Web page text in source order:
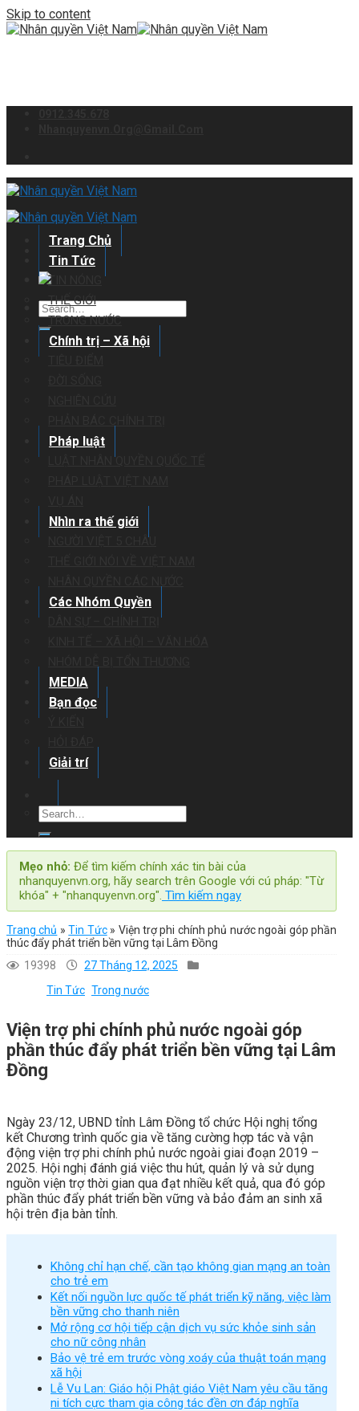
Skip to content
Trang Chủ
Tin Tức
TIN NÓNG
THẾ GIỚI
TRONG NƯỚC
Chính trị – Xã hội
Pháp luật
LUẬT NHÂN QUYỀN QUỐC TẾ
Nhìn ra thế giới
NGƯỜI VIỆT 5 CHÂU
Các Nhóm Quyền
MEDIA
Bạn đọc
Giải trí
Mẹo nhỏ: Để tìm kiếm chính xác tin bài của
nhanquyenvn.org, hãy search trên Google với cú pháp: "Từ
khóa" + "nhanquyenvn.org". Tìm kiếm ngay
Trang chủ »Tin Tức» Viện trợ phi chính phủ nước ngoài góp phần
thúc đẩy phát triển bền vững tại Lâm Đồng
19398
27 Tháng 12, 2025
Tin Tức Trong nước
Viện trợ phi chính phủ nước ngoài góp
phần thúc đẩy phát triển bền vững tại Lâm
Đồng
Ngày 23/12, UBND tỉnh Lâm Đồng tổ chức Hội nghị tổng
kết Chương trình quốc gia về tăng cường hợp tác và vận
động viện trợ phi chính phủ nước ngoài giai đoạn 2019 –
2025. Hội nghị đánh giá việc thu hút, quản lý và sử dụng
nguồn viện trợ thời gian qua đạt nhiều kết quả, qua đó góp
phần thúc đẩy phát triển bền vững và bảo đảm an sinh xã
hội trên địa bàn tỉnh.
Không chỉ hạn chế, cần tạo không gian mạng an toàn
cho trẻ em
Kết nối nguồn lực quốc tế phát triển kỹ năng, việc làm
bền vững cho thanh niên
Mở rộng cơ hội tiếp cận dịch vụ sức khỏe sinh sản
cho nữ công nhân
Bảo vệ trẻ em trước vòng xoáy của thuật toán mạng
xã hội
Lễ Vu Lan: Giáo hội Phật giáo Việt Nam yêu cầu tăng
ni tích cực tham gia công tác đền ơn đáp nghĩa